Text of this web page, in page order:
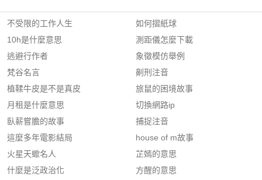
不受限的工作人生
10h是什麼意思
逃避行作者
梵谷名言
植鞣牛皮是不是真皮
月租是什麼意思
臥薪嘗膽的故事
這麼多年電影結局
火星天蠍名人
什麼是泛政治化
如何摺紙球
測距儀怎麼下載
象徵模仿舉例
劓刑注音
旅鼠的困境故事
切換網路ip
捕捉注音
house of m故事
芷嫣的意思
方醒的意思